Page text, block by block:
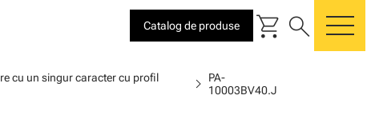
Catalog de produse shopping_cart search
cu un singur caracter cu profil
chevron_right
PA-
10003BV40.J